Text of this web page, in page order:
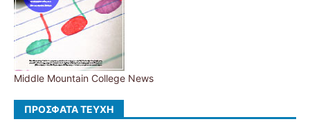
Middle Mountain College News
ΠΡΌΣΦΑΤΑ ΤΕΎΧΗ